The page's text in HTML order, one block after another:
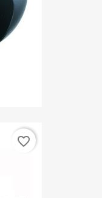
favorite_border